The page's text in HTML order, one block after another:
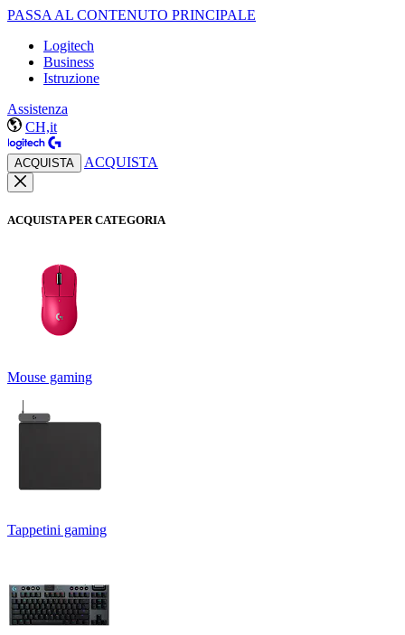
PASSA AL CONTENUTO PRINCIPALE
Logitech
Business
Istruzione
Assistenza
CH,it
ACQUISTA ACQUISTA
ACQUISTA PER CATEGORIA
Mouse gaming
Tappetini gaming